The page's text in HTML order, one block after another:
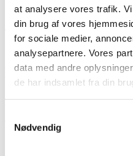
at analysere vores trafik.
din brug af vores
for sociale medier,
analysepartnere. Vores
data med andre
de har indsamlet fra din
Nødvendig
Halskæder, vedhæng
Aalborg DKK 1.300
Nyproduceret vare Momsvare
Beskrivelse